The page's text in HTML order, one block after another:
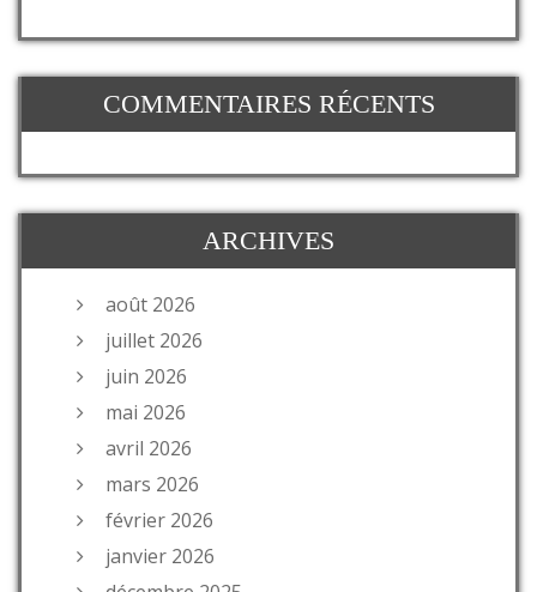
COMMENTAIRES RÉCENTS
ARCHIVES
août 2026
juillet 2026
juin 2026
mai 2026
avril 2026
mars 2026
février 2026
janvier 2026